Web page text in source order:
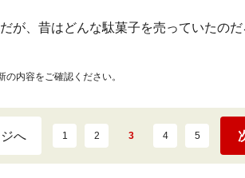
が、昔はどんな駄菓子を売っていたの
内容をご確認ください。
へ 1 2 3 4 5